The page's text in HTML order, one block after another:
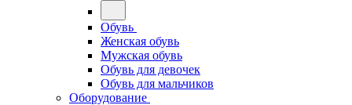
Обувь
Женская обувь
Мужская обувь
Обувь для девочек
Обувь для мальчиков
Оборудование